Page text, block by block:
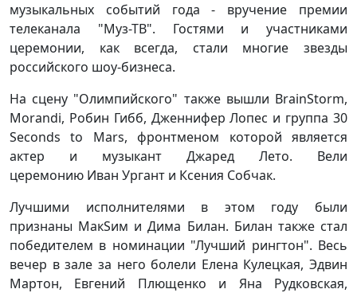
музыкальных событий года - вручение премии
телеканала "Муз-ТВ". Гостями и участниками
церемонии, как всегда, стали многие звезды
российского шоу-бизнеса.
На сцену "Олимпийского" также вышли BrainStorm,
Morandi, Робин Гибб, Дженнифер Лопес и группа 30
Seconds to Mars, фронтменом которой является
актер и музыкант Джаред Лето. Вели
церемонию Иван Ургант и Ксения Собчак.
Лучшими исполнителями в этом году были
признаны МакSим и Дима Билан. Билан также стал
победителем в номинации "Лучший рингтон". Весь
вечер в зале за него болели Елена Кулецкая, Эдвин
Мартон, Евгений Плющенко и Яна Рудковская,